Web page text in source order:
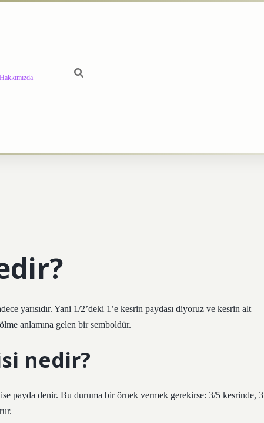
Hakkımızda
yarısıdır. Yani 1/2’deki 1’e kesrin paydası diyoruz ve kesrin alt
anlamına gelen bir semboldür.
nedir?
payda denir. Bu duruma bir örnek vermek gerekirse: 3/5 kesrinde, 3